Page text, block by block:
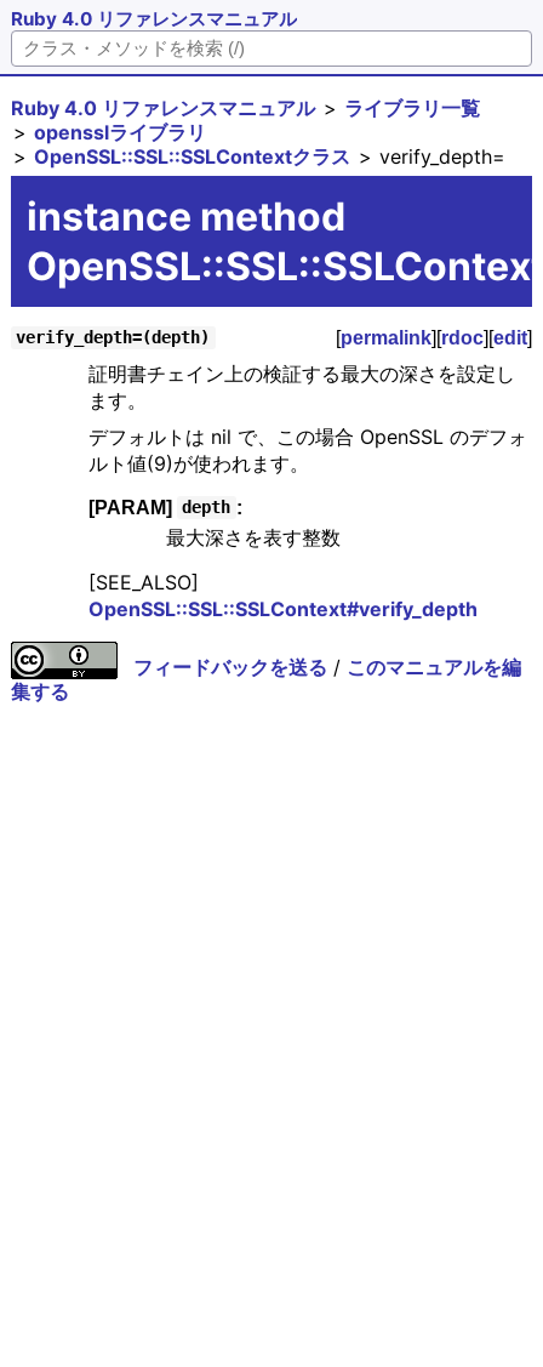
Ruby 4.0 リファレンスマニュアル
Ruby 4.0 リファレンスマニュアル
ライブラリ一覧
opensslライブラリ
OpenSSL::SSL::SSLContextクラス
verify_depth=
instance method
verify_depth=(depth) [permalink][rdoc][edit]
証明書チェイン上の検証する最大の深さを設定し
ます。
デフォルトは nil で、この場合 OpenSSL のデフォ
ルト値(9)が使われます。
[PARAM] depth :
最大深さを表す整数
[SEE_ALSO]
OpenSSL::SSL::SSLContext#verify_depth
フィードバックを送る / このマニュアルを編
集する